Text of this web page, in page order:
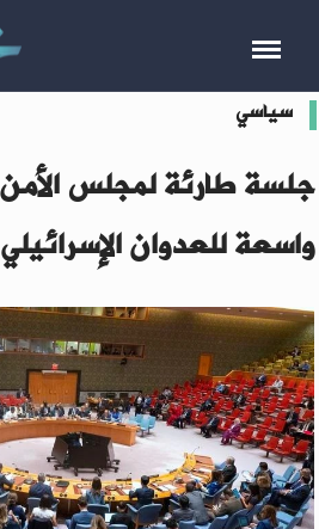
سياسي
جلسة طارئة لمجلس
واسعة للعدوان